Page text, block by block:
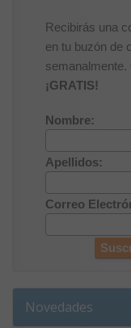
Recibirás una
en tu buzón de
semanalmente.
¡GRATIS!
Nombre:
Apellidos:
Correo
Novedades